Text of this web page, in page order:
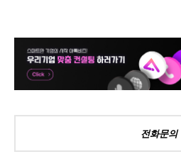
전화문의